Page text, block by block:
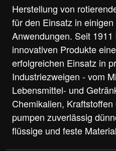
Herstellung von
für den Einsatz in
Anwendungen. Seit
innovativen Produkte
erfolgreichen Einsatz in
Industriezweigen - vom
Lebensmittel- und
Chemikalien,
pumpen zuverlässig
flüssige und feste